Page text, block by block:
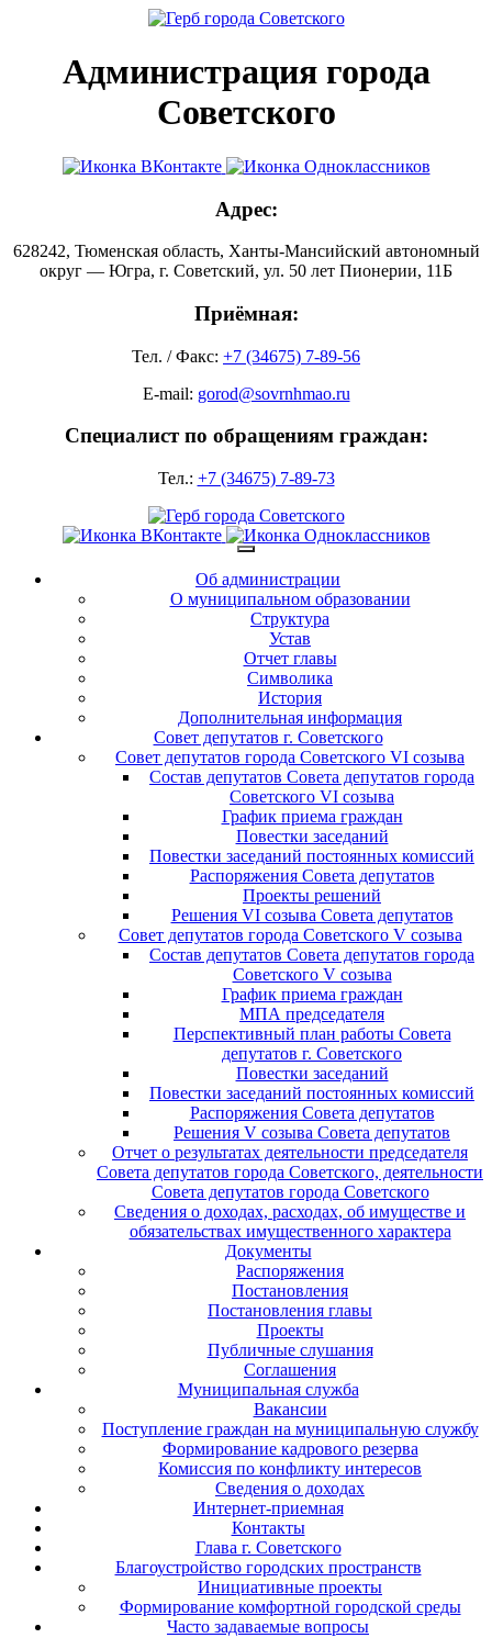
Администрация города
Советского
Адрес:
628242, Тюменская область, Ханты-Мансийский автономный
округ — Югра, г. Советский, ул. 50 лет Пионерии, 11Б
Приёмная:
Тел. / Факс: +7 (34675) 7-89-56
E-mail: gorod@sovrnhmao.ru
Специалист по обращениям граждан:
Тел.: +7 (34675) 7-89-73
Об администрации
О муниципальном образовании
Структура
Устав
Отчет главы
Символика
История
Дополнительная информация
Совет депутатов г. Советского
Совет депутатов города Советского VI созыва
Состав депутатов Совета депутатов города
Советского VI созыва
График приема граждан
Повестки заседаний
Повестки заседаний постоянных комиссий
Распоряжения Совета депутатов
Проекты решений
Решения VI созыва Совета депутатов
Совет депутатов города Советского V созыва
Состав депутатов Совета депутатов города
Советского V созыва
График приема граждан
МПА председателя
Перспективный план работы Совета
депутатов г. Советского
Повестки заседаний
Повестки заседаний постоянных комиссий
Распоряжения Совета депутатов
Решения V созыва Совета депутатов
Отчет о результатах деятельности председателя
Совета депутатов города Советского, деятельности
Совета депутатов города Советского
Сведения о доходах, расходах, об имуществе и
обязательствах имущественного характера
Документы
Распоряжения
Постановления
Постановления главы
Проекты
Публичные слушания
Соглашения
Муниципальная служба
Вакансии
Поступление граждан на муниципальную службу
Формирование кадрового резерва
Комиссия по конфликту интересов
Сведения о доходах
Интернет-приемная
Контакты
Глава г. Советского
Благоустройство городских пространств
Инициативные проекты
Формирование комфортной городской среды
Часто задаваемые вопросы